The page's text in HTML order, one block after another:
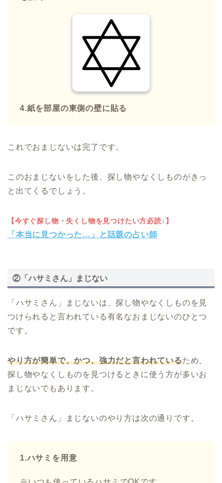
4.紙を部屋の東側の壁に貼る
これでおまじないは完了です。
このおまじないをした後、探し物やなくしものがきっ
と出てくるでしょう。
【今すぐ探し物・失くし物を見つけたい方必読↓】
「本当に見つかった…」と話題の占い師
②「ハサミさん」まじない
「ハサミさん」まじないは、探し物やなくしものを見
つけられると言われている有名なおまじないのひとつ
です。
やり方が簡単で、かつ、強力だと言われているため、
探し物やなくしものを見つけるときに使う方が多いお
まじないでもあります。
「ハサミさん」まじないのやり方は次の通りです。
1.ハサミを用意